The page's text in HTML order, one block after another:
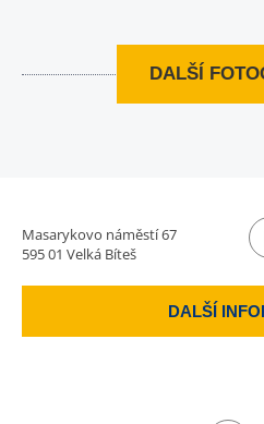
DALŠÍ
Masarykovo náměstí 67
595 01 Velká Bíteš
DALŠÍ